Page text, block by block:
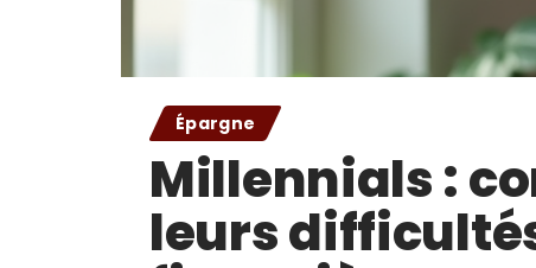
Épargne
Millennials :
leurs